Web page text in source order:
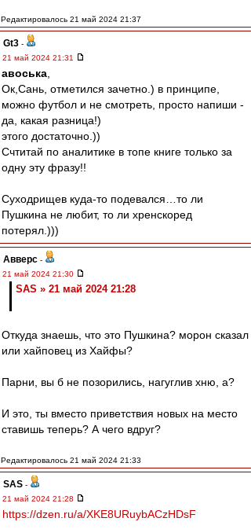
Редактировалось 21 май 2024 21:37
Gt3 -
21 май 2024 21:31
авоська
Ок,Сань, отметился зачетно.) в принципе,
можно футбол и не смотреть, просто напиши -
да, какая разница!)
этого достаточно.))
Счтитай по аналитике в топе книге только за
одну эту фразу!!
Суходрищев куда-то подевался…то ли
Пушкина не любит, то ли хренскоред
потерял.)))
Авверс -
21 май 2024 21:30
SAS » 21 май 2024 21:28
Откуда знаешь, что это Пушкина? морон сказал
или хайповец из Хайфы?
Парни, вы б не позорились, нагуглив хню, а?
И это, ты вместо приветствия новых на место
ставишь теперь? А чего вдруг?
Редактировалось 21 май 2024 21:33
SAS -
21 май 2024 21:28
https://dzen.ru/a/XKE8URuybACzHDsF